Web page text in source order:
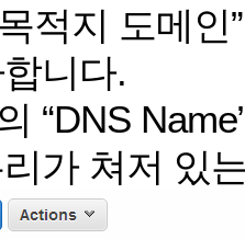
적지 도메
니다.
“DNS
가 쳐저 있